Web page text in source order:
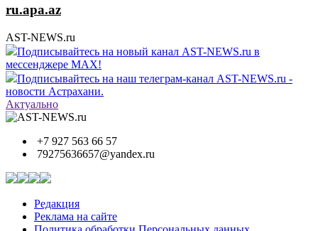
ru.apa.az
AST-NEWS.ru
Подписывайтесь на новый канал AST-NEWS.ru в
мессенджере MAX!
Подписывайтесь на наш телеграм-канал AST-NEWS.ru -
новости Астрахани.
Актуально
+7 927 563 66 57
79275636657@yandex.ru
Редакция
Реклама на сайте